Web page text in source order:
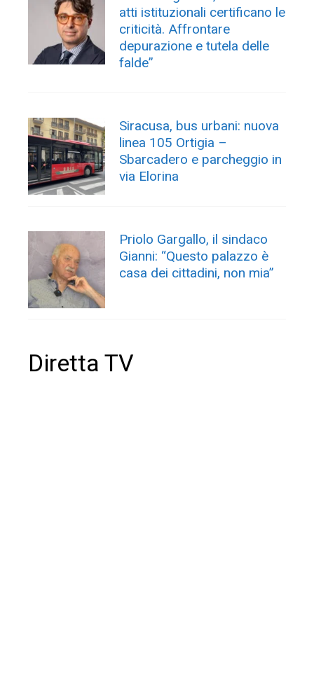
atti istituzionali certificano le
criticità. Affrontare
depurazione e tutela delle
falde”
Siracusa, bus urbani: nuova
linea 105 Ortigia –
Sbarcadero e parcheggio in
via Elorina
Priolo Gargallo, il sindaco
Gianni: “Questo palazzo è
casa dei cittadini, non mia”
Diretta TV